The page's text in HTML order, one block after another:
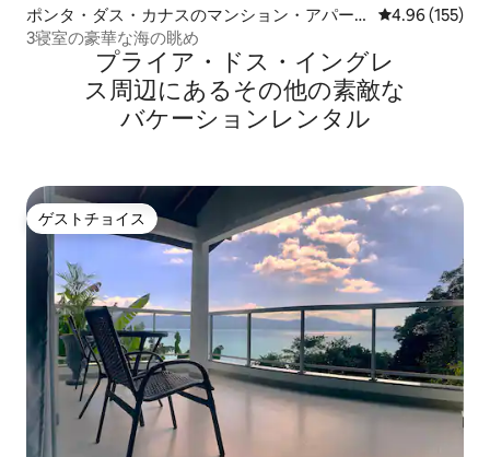
ポンタ・ダス・カナスのマンション・アパー
ト
レビュー155
4.96 (155)
3寝室の豪華な海の眺め
プライア・ドス・イングレ
ス⁠周⁠辺⁠に⁠あ⁠るそ⁠の⁠他⁠の素⁠敵⁠な
バ⁠ケ⁠ー⁠シ⁠ョ⁠ン⁠レ⁠ン⁠タ⁠ル
ゲストチョイス
ゲストチョイス